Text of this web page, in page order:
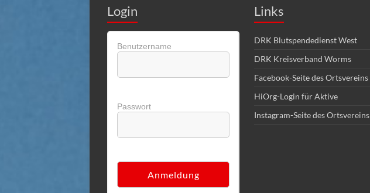
Login
Benutzername
Passwort
Links
DRK Blutspendedienst West
DRK Kreisverband Worms
Facebook-Seite des Ortsvereins
HiOrg-Login für Aktive
Instagram-Seite des Ortsvereins